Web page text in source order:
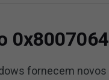
fornecem